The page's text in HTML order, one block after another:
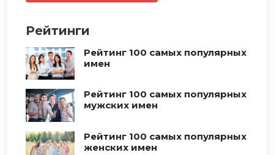
Рейтинги
Рейтинг 100 самых популярных
имен
Рейтинг 100 самых популярных
мужских имен
Рейтинг 100 самых популярных
женских имен